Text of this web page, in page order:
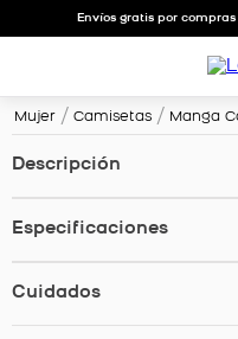
Envíos gratis por
Mujer Camisetas Manga
Descripción
Especificaciones
Cuidados